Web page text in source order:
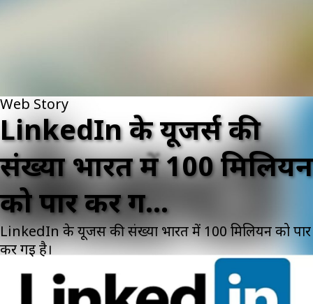
Web Story
LinkedIn के यूजर्स की
संख्या भारत में 100 मिलियन
को पार कर ग...
LinkedIn के यूजर्स की संख्या भारत में 100 मिलियन को पार
कर गई है।